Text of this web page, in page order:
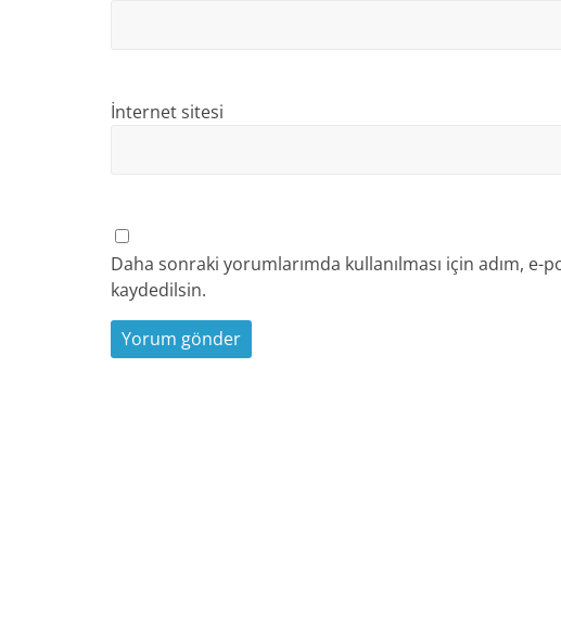
İnternet sitesi
Daha sonraki yorumlarımda kullanılması için adım, e-
kaydedilsin.